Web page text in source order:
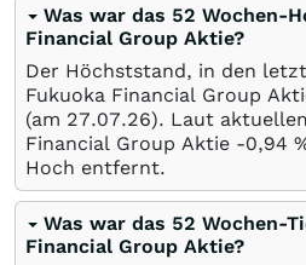
Was war das 52 Wochen-
Financial Group Aktie?
Der Höchststand, in den
Fukuoka Financial Group
(am 27.07.26). Laut
Financial Group Aktie -0,94
Hoch entfernt.
Was war das 52 Wochen-
Financial Group Aktie?